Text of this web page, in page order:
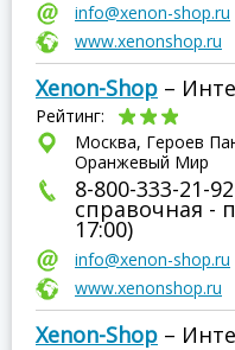
info@xenon-shop.ru
www.xenonshop.ru
Xenon-Shop –
Рейтинг:
Москва, Героев
Оранжевый Мир
8-800-333-21-
справочная -
17:00)
info@xenon-shop.ru
www.xenonshop.ru
Xenon-Shop –